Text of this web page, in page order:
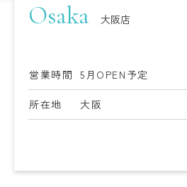
Osaka 大阪店
営業時間 5月OPEN予定
所在地 大阪